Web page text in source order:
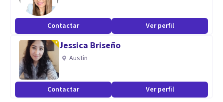
Contactar Ver perfil
Jessica Briseño
Austin
Contactar Ver perfil